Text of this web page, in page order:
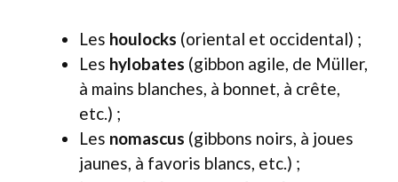
Les houlocks (oriental et occidental) ;
Les hylobates (gibbon agile, de Müller,
à mains blanches, à bonnet, à crête,
etc.) ;
Les nomascus (gibbons noirs, à joues
jaunes, à favoris blancs, etc.) ;